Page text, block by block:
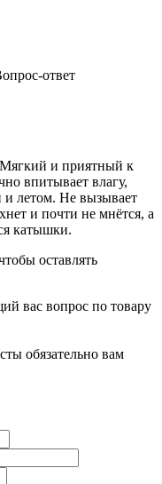
ответ
и приятный к
впитывает влагу,
и летом. Не вызывает
и почти не мнётся, а
катышки.
оставлять
вас вопрос по товару
обязательно вам